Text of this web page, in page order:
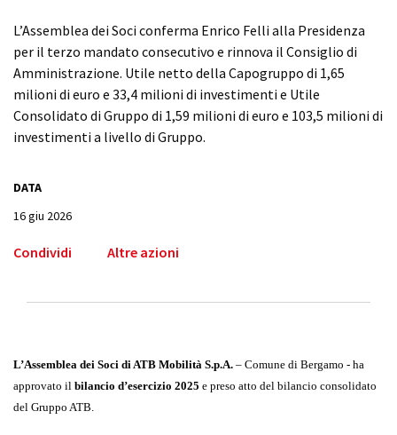
L’Assemblea dei Soci conferma Enrico Felli alla Presidenza
per il terzo mandato consecutivo e rinnova il Consiglio di
Amministrazione. Utile netto della Capogruppo di 1,65
milioni di euro e 33,4 milioni di investimenti e Utile
Consolidato di Gruppo di 1,59 milioni di euro e 103,5 milioni di
investimenti a livello di Gruppo.
DATA
16 giu 2026
Condividi Altre azioni
L’Assemblea dei Soci di ATB Mobilità S.p.A. – Comune di Bergamo - ha
approvato il bilancio d’esercizio 2025 e preso atto del bilancio consolidato
del Gruppo ATB.